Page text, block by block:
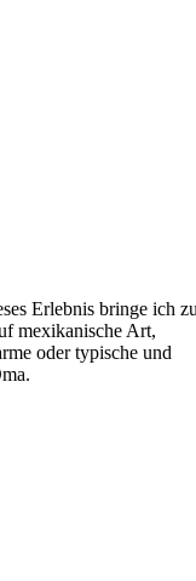
Erlebnis bringe ich
mexikanische Art,
oder typische und